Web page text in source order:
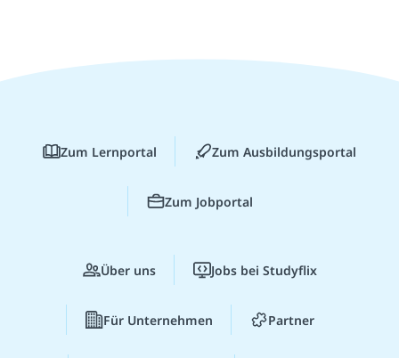
Zum Lernportal Zum Ausbildungsportal
Zum Jobportal
Über uns Jobs bei Studyflix
Für Unternehmen Partner